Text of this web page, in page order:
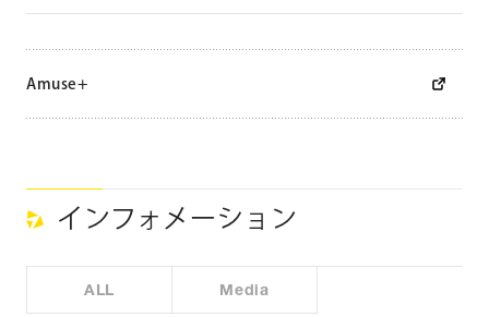
c
rAmuse+
インフォメーション
ALL Media